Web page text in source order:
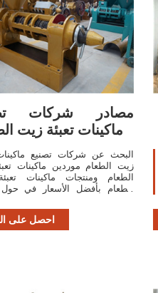
مصادر شركات
ماكينات تعبئة زيت
البحث عن شركات تصنيع
زيت الطعام موردين ماكينات
الطعام ومنتجات ماكينات
الطعام بأفضل الأسعار في حول
تعبئة زيت الطعام.
احصل على